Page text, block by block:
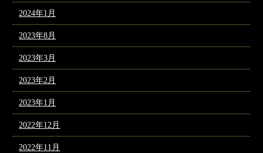
2024年1月
2023年8月
2023年3月
2023年2月
2023年1月
2022年12月
2022年11月